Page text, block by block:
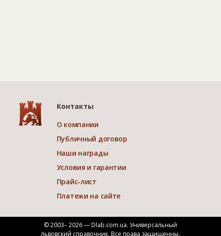
Контакты
О компании
Публичный договор
Наши награды
Условия и гарантии
Прайс-лист
Платежи на сайте
© 2003– 2026 — Dlab.com.ua. Универсальный
львовский справочник. Все права защищенны.